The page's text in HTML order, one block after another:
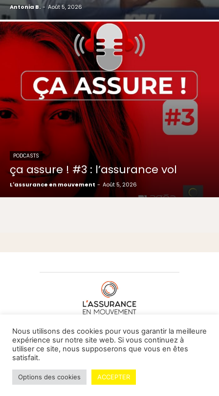
Antonia B. - Août 5, 2026
PODCASTS
ça assure ! #3 : l’assurance vol
L'assurance en mouvement - Août 5, 2026
À PROPOS DE NOUS•CONTACT
© L'assurance en mouvement -By Vovoxx Média
Mentions légales Contributeurs
Nous utilisons des cookies pour vous garantir la meilleure
expérience sur notre site web. Si vous continuez à
utiliser ce site, nous supposerons que vous en êtes
satisfait.
Options des cookies ACCEPTER